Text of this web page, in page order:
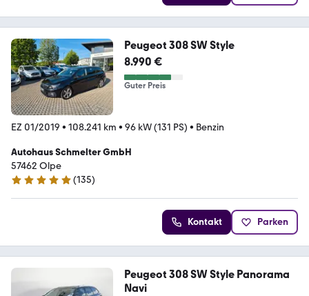
Peugeot 308 SW Style
8.990 €
Guter Preis
EZ 01/2019 • 108.241 km • 96 kW (131 PS) • Benzin
Autohaus Schmelter GmbH
57462 Olpe
4.8 Sterne
(135)
Kontakt Parken
Peugeot 308 SW Style Panorama
Navi